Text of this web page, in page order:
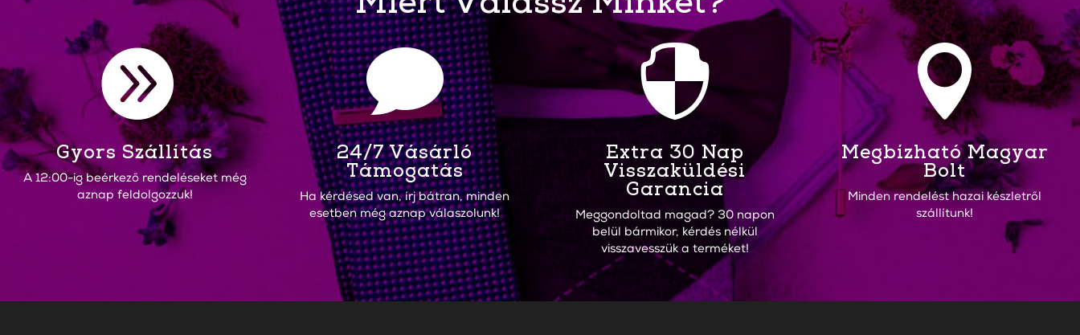

Gyors Szállítás
A 12:00-ig beérkező rendeléseket még
aznap feldolgozzuk!

24/7 Vásárló
Támogatás
Ha kérdésed van, írj bátran, minden
esetben még aznap válaszolunk!

Extra 30 Nap
Visszaküldési
Garancia
Meggondoltad magad? 30 napon
belül bármikor, kérdés nélkül
visszavesszük a terméket!

Megbízható Magyar
Bolt
Minden rendelést hazai készletről
szállítunk!